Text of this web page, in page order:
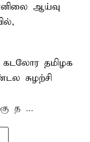
ஆய்வு
கடலோர தமிழக
சுழற்சி
த ...